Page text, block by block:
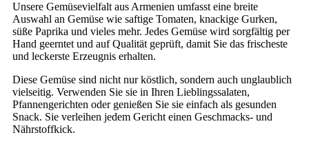
Unsere Gemüsevielfalt aus Armenien umfasst eine breite
Auswahl an Gemüse wie saftige Tomaten, knackige Gurken,
süße Paprika und vieles mehr. Jedes Gemüse wird sorgfältig per
Hand geerntet und auf Qualität geprüft, damit Sie das frischeste
und leckerste Erzeugnis erhalten.
Diese Gemüse sind nicht nur köstlich, sondern auch unglaublich
vielseitig. Verwenden Sie sie in Ihren Lieblingssalaten,
Pfannengerichten oder genießen Sie sie einfach als gesunden
Snack. Sie verleihen jedem Gericht einen Geschmacks- und
Nährstoffkick.